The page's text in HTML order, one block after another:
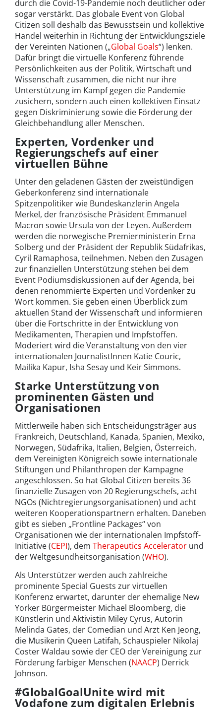
durch die Covid-19-Pandemie noch deutlicher oder
sogar verstärkt. Das globale Event von Global
Citizen soll deshalb das Bewusstsein und kollektive
Handel weiterhin in Richtung der Entwicklungsziele
der Vereinten Nationen („Global Goals“) lenken.
Dafür bringt die virtuelle Konferenz führende
Persönlichkeiten aus der Politik, Wirtschaft und
Wissenschaft zusammen, die nicht nur ihre
Unterstützung im Kampf gegen die Pandemie
zusichern, sondern auch einen kollektiven Einsatz
gegen Diskriminierung sowie die Förderung der
Gleichbehandlung aller Menschen.
Experten, Vordenker und
Regierungschefs auf einer
virtuellen Bühne
Unter den geladenen Gästen der zweistündigen
Geberkonferenz sind internationale
Spitzenpolitiker wie Bundeskanzlerin Angela
Merkel, der französische Präsident Emmanuel
Macron sowie Ursula von der Leyen. Außerdem
werden die norwegische Premierministerin Erna
Solberg und der Präsident der Republik Südafrikas,
Cyril Ramaphosa, teilnehmen. Neben den Zusagen
zur finanziellen Unterstützung stehen bei dem
Event Podiumsdiskussionen auf der Agenda, bei
denen renommierte Experten und Vordenker zu
Wort kommen. Sie geben einen Überblick zum
aktuellen Stand der Wissenschaft und informieren
über die Fortschritte in der Entwicklung von
Medikamenten, Therapien und Impfstoffen.
Moderiert wird die Veranstaltung von den vier
internationalen JournalistInnen Katie Couric,
Mailika Kapur, Isha Sesay und Keir Simmons.
Starke Unterstützung von
prominenten Gästen und
Organisationen
Mittlerweile haben sich Entscheidungsträger aus
Frankreich, Deutschland, Kanada, Spanien, Mexiko,
Norwegen, Südafrika, Italien, Belgien, Österreich,
dem Vereinigten Königreich sowie internationale
Stiftungen und Philanthropen der Kampagne
angeschlossen. So hat Global Citizen bereits 36
finanzielle Zusagen von 20 Regierungschefs, acht
NGOs (Nichtregierungsorganisationen) und acht
weiteren Kooperationspartnern erhalten. Daneben
gibt es sieben „Frontline Packages“ von
Organisationen wie der internationalen Impfstoff-
Initiative (CEPI), dem Therapeutics Accelerator und
der Weltgesundheitsorganisation (WHO).
Als Unterstützer werden auch zahlreiche
prominente Special Guests zur virtuellen
Konferenz erwartet, darunter der ehemalige New
Yorker Bürgermeister Michael Bloomberg, die
Künstlerin und Aktivistin Miley Cyrus, Autorin
Melinda Gates, der Comedian und Arzt Ken Jeong,
die Musikerin Queen Latifah, Schauspieler Nikolaj
Coster Waldau sowie der CEO der Vereinigung zur
Förderung farbiger Menschen (NAACP) Derrick
Johnson.
#GlobalGoalUnite wird mit
Vodafone zum digitalen Erlebnis